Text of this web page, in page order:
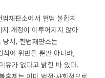
재판소에서 헌법 불합치
개정이 이루어지지 않아
당시, 헌법재판소는
칙에 위반될 뿐만 아니라,
유가 없다고 밝힌 바 있다.
혼제는 이미 법적·사회적으로